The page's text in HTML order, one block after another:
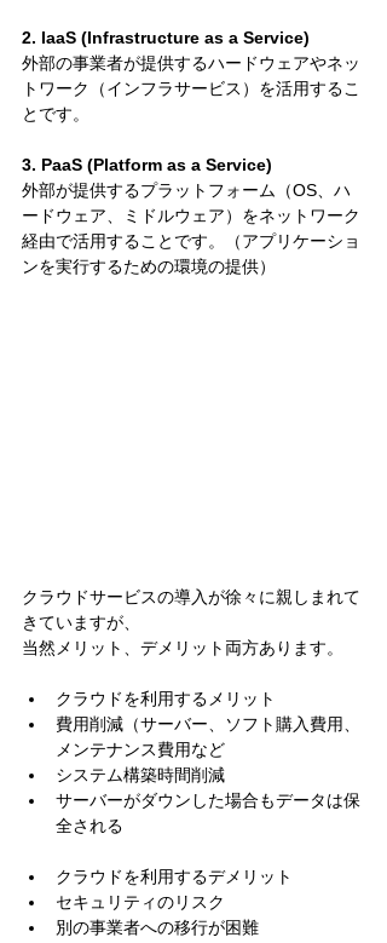
2. IaaS (Infrastructure as a Service)
外部の事業者が提供するハードウェアやネッ
トワーク（インフラサービス）を活用するこ
とです。
3. PaaS (Platform as a Service)
外部が提供するプラットフォーム（OS、ハ
ードウェア、ミドルウェア）をネットワーク
経由で活用することです。（アプリケーショ
ンを実行するための環境の提供）
クラウドサービスの導入が徐々に親しまれて
きていますが、
当然メリット、デメリット両方あります。
クラウドを利用するメリット
費用削減（サーバー、ソフト購入費用、
メンテナンス費用など
システム構築時間削減
サーバーがダウンした場合もデータは保
全される
クラウドを利用するデメリット
セキュリティのリスク
別の事業者への移行が困難